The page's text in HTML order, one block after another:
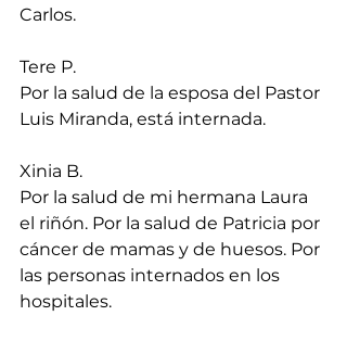
Carlos.
Tere P.
Por la salud de la esposa del Pastor
Luis Miranda, está internada.
Xinia B.
Por la salud de mi hermana Laura
el riñón. Por la salud de Patricia por
cáncer de mamas y de huesos. Por
las personas internados en los
hospitales.